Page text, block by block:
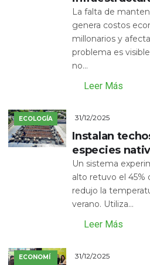
La falta de
genera costos
millonarios y
problema es
no...
Leer Más
ECOLOGÍA 31/12/2025
Instalan
especies
Un sistema
alto retuvo el 45%
redujo la
verano. Utiliza...
Leer Más
ECONOMÍ
31/12/2025